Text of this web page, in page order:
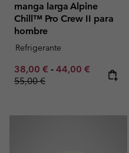
manga larga Alpine
Chill™ Pro Crew II para
hombre
Refrigerante
Minimum sale price:
38,00 € - Maximum sale
44,00 € Regular
55,00 €